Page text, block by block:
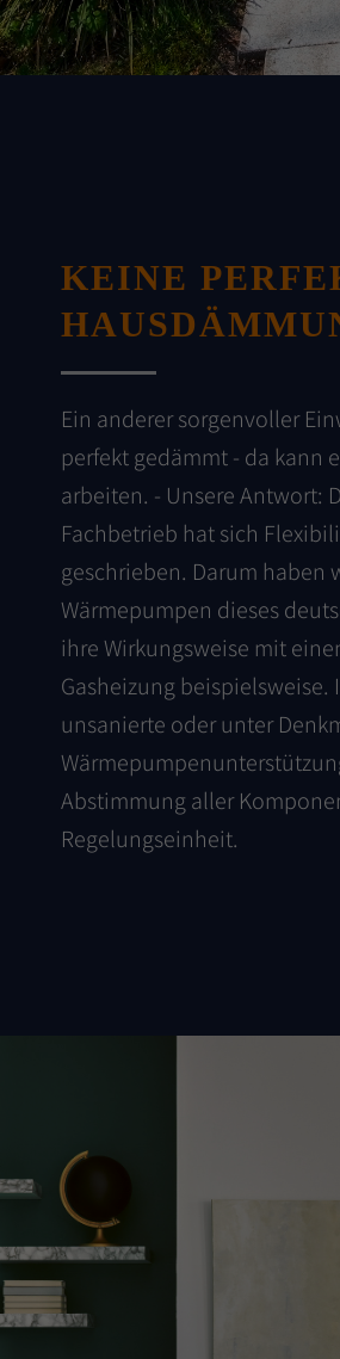
KEINE
Ein anderer sorgenvoller
perfekt gedämmt - da kann
arbeiten. - Unsere Antwort:
Fachbetrieb hat sich
geschrieben. Darum haben
Wärmepumpen dieses
ihre Wirkungsweise mit
Gasheizung
unsanierte oder unter
Abstimmung aller
Regelungseinheit.